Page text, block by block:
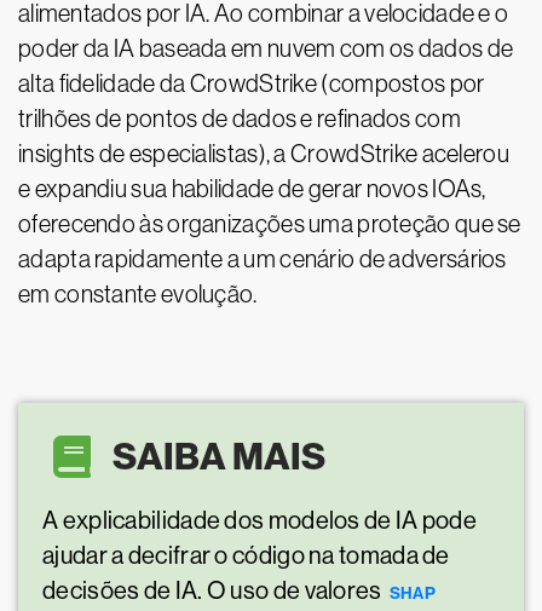
alimentados por IA. Ao combinar a velocidade e o
poder da IA baseada em nuvem com os dados de
alta fidelidade da CrowdStrike (compostos por
trilhões de pontos de dados e refinados com
insights de especialistas), a CrowdStrike acelerou
e expandiu sua habilidade de gerar novos IOAs,
oferecendo às organizações uma proteção que se
adapta rapidamente a um cenário de adversários
em constante evolução.
SAIBA MAIS
A explicabilidade dos modelos de IA pode
ajudar a decifrar o código na tomada de
decisões de IA. O uso de valoresSHAP